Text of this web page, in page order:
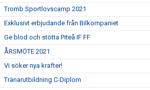
Tromb Sportlovscamp 2021
Exklusivt erbjudande från Bilkompaniet
Ge blod och stötta Piteå IF FF
ÅRSMÖTE 2021
Vi söker nya krafter!
Tränarutbildning C-Diplom